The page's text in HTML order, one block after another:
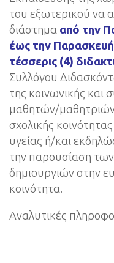
του εξωτερικού να
διάστημα από την
έως την
τέσσερις (4)
Συλλόγου
της κοινωνικής και
μαθητών/μαθητριών
σχολικής
υγείας ή/και
την παρουσίαση
δημιουργιών στην
κοινότητα.
Αναλυτικές